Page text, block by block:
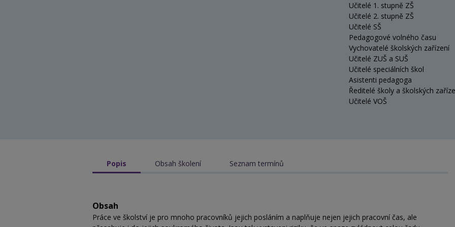
Učitelé 1. stupně ZŠ
Učitelé 2. stupně ZŠ
Učitelé SŠ
Pedagogové volného času
Vychovatelé školských zařízení
Učitelé ZUŠ a SUŠ
Učitelé speciálních škol
Asistenti pedagoga
Ředitelé školy a školských
Učitelé VOŠ
Popis Obsah školení Seznam termínů
Obsah
Práce ve školství je pro mnoho pracovníků jejich posláním a naplňuje nejen jejich pracovní čas, ale